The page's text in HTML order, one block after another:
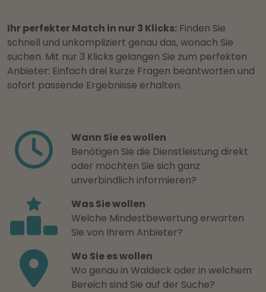
Ihr perfekter Match in nur 3 Klicks: Finden Sie
schnell und unkompliziert genau das, wonach Sie
suchen. Mit nur 3 Klicks gelangen Sie zum perfekten
Anbieter: Einfach drei kurze Fragen beantworten und
sofort passende Ergebnisse erhalten.
Wann Sie es wollen
Benötigen Sie die Dienstleistung direkt
oder möchten Sie sich ganz
unverbindlich informieren?
Was Sie wollen
Welche Mindestbewertung erwarten
Sie von Ihrem Anbieter?
Wo Sie es wollen
Wo genau in Waldeck oder in welchem
Bereich sind Sie auf der Suche?